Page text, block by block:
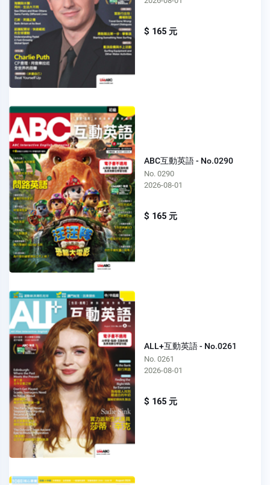
$ 165 元
ABC互動英語 - No.0290
No. 0290
2026-08-01
$ 165 元
ALL+互動英語 - No.0261
No. 0261
2026-08-01
$ 165 元